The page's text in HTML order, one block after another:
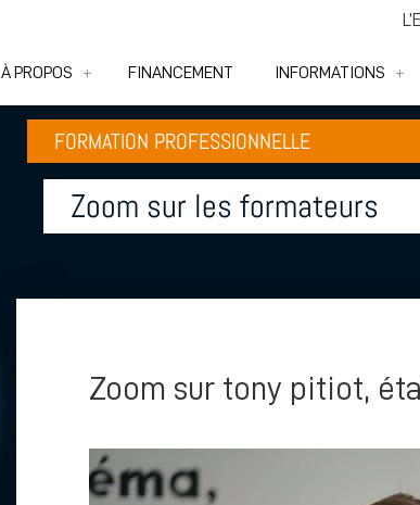
À PROPOS FINANCEMENT INFORMATIONS
FORMATION PROFESSIONNELLE
Zoom sur les formateurs
Zoom sur tony pitiot,